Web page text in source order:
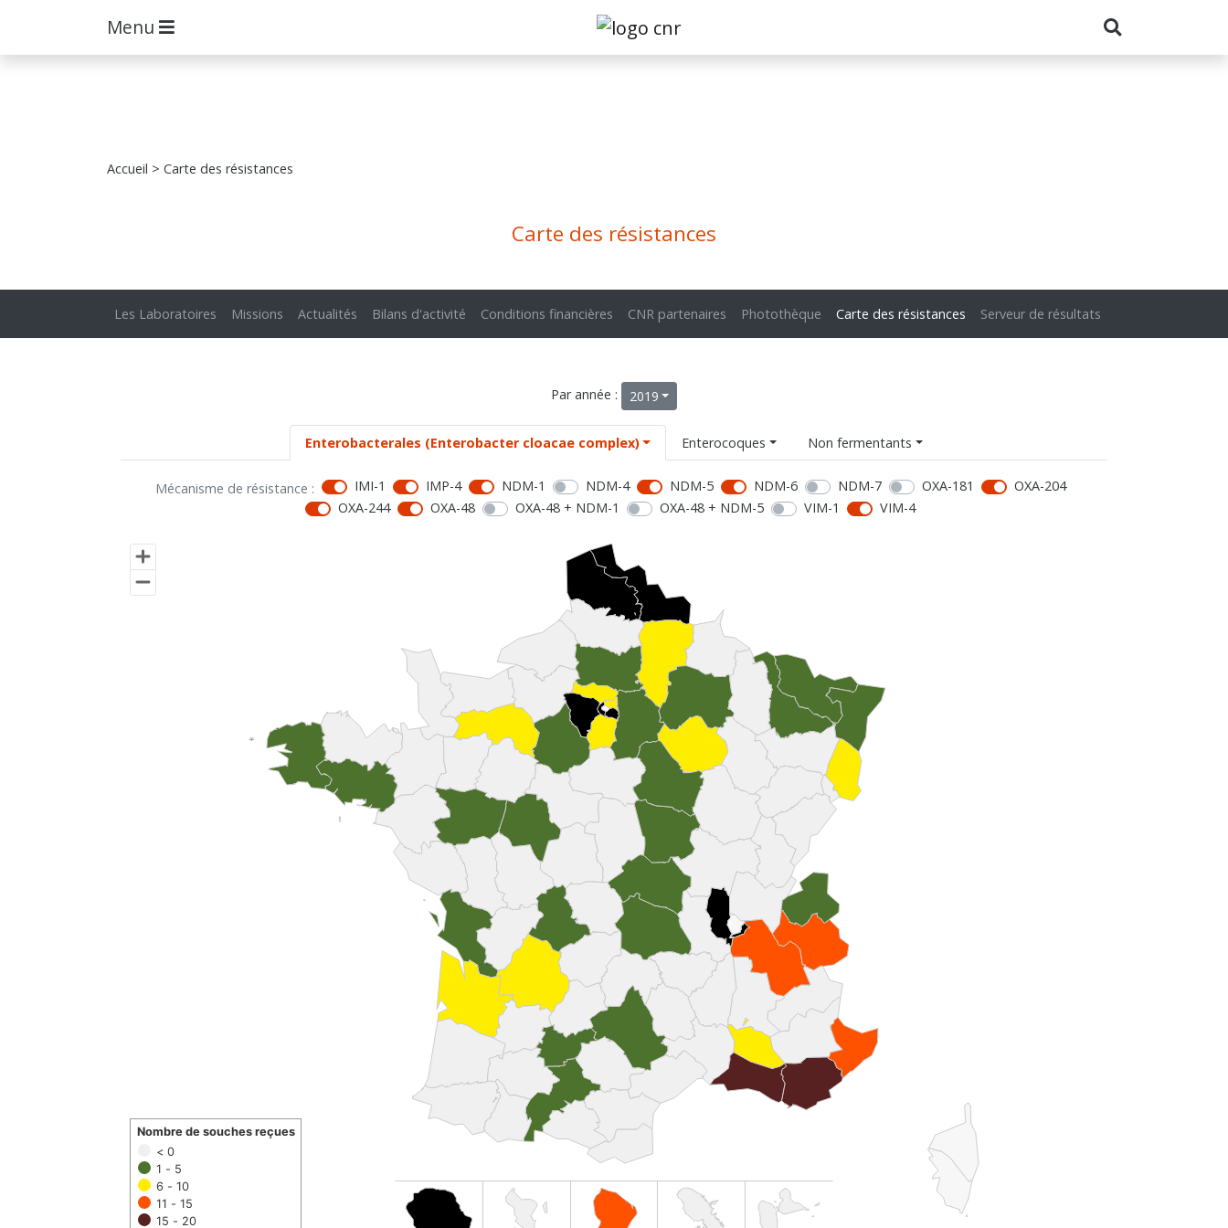
Menu
Accueil > Carte des résistances
Carte des résistances
Les Laboratoires Missions Actualités Bilans d'activité Conditions financières CNR partenaires Photothèque Carte des résistances Serveur de résultats
Par année : 2019
Enterobacterales (Enterobacter cloacae complex) Enterocoques Non fermentants
Mécanisme de résistance : IMI-1 IMP-4 NDM-1 NDM-4 NDM-5 NDM-6 NDM-7 OXA-181
OXA-204
OXA-244
OXA-48 OXA-48 + NDM-1 OXA-48 + NDM-5 VIM-1 VIM-4
< 0
1 - 5
6 - 10
11 - 15
15 - 20
Nombre de souches reçues